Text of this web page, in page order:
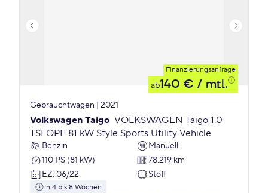
Finanzierungsanfrage
ab140 € / mtl.
Gebrauchtwagen | 2021
Volkswagen Taigo VOLKSWAGEN Taigo 1.0
TSI OPF 81 kW Style Sports Utility Vehicle
Benzin
Manuell
110 PS (81 kW)
78.219 km
EZ: 06/22 Stoff
in 4 bis 8 Wochen